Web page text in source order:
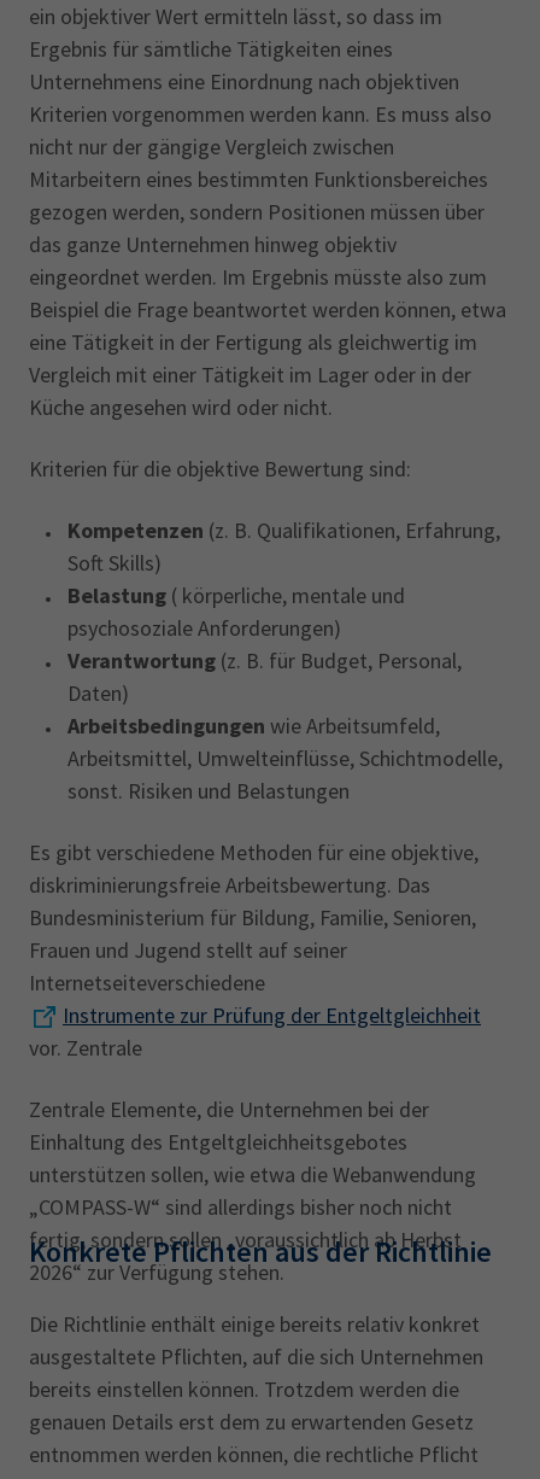
ein objektiver Wert ermitteln lässt, so dass im
Ergebnis für sämtliche Tätigkeiten eines
Unternehmens eine Einordnung nach objektiven
Kriterien vorgenommen werden kann. Es muss also
nicht nur der gängige Vergleich zwischen
Mitarbeitern eines bestimmten Funktionsbereiches
gezogen werden, sondern Positionen müssen über
das ganze Unternehmen hinweg objektiv
eingeordnet werden. Im Ergebnis müsste also zum
Beispiel die Frage beantwortet werden können, etwa
eine Tätigkeit in der Fertigung als gleichwertig im
Vergleich mit einer Tätigkeit im Lager oder in der
Küche angesehen wird oder nicht.
Kriterien für die objektive Bewertung sind:
Kompetenzen (z. B. Qualifikationen, Erfahrung,
Soft Skills)
Belastung ( körperliche, mentale und
psychosoziale Anforderungen)
Verantwortung (z. B. für Budget, Personal,
Daten)
Arbeitsbedingungen wie Arbeitsumfeld,
Arbeitsmittel, Umwelteinflüsse, Schichtmodelle,
sonst. Risiken und Belastungen
Es gibt verschiedene Methoden für eine objektive,
diskriminierungsfreie Arbeitsbewertung. Das
Bundesministerium für Bildung, Familie, Senioren,
Frauen und Jugend stellt auf seiner
Internetseiteverschiedene
Instrumente zur Prüfung der Entgeltgleichheit
vor. Zentrale
Zentrale Elemente, die Unternehmen bei der
Einhaltung des Entgeltgleichheitsgebotes
unterstützen sollen, wie etwa die Webanwendung
„COMPASS-W“ sind allerdings bisher noch nicht
fertig, sondern sollen „voraussichtlich ab Herbst
2026“ zur Verfügung stehen.
Konkrete Pflichten aus der Richtlinie
Die Richtlinie enthält einige bereits relativ konkret
ausgestaltete Pflichten, auf die sich Unternehmen
bereits einstellen können. Trotzdem werden die
genauen Details erst dem zu erwartenden Gesetz
entnommen werden können, die rechtliche Pflicht